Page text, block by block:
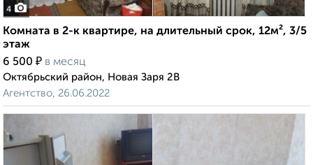
4
Комната в 2-к квартире, на длительный срок, 12м², 3/5
этаж
6 500 ₽ в месяц
Октябрьский район, Новая Заря 2В
Агентство, 26.06.2022